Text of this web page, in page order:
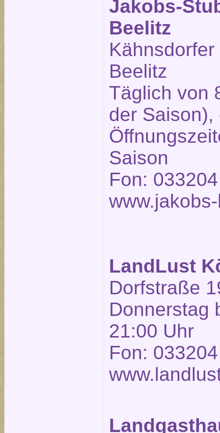
Jakobs-
Beelitz
Beelitz
Täglich von
der Saison),
Saison
Fon:
LandLust
Dorfstraße
Donnerstag
21:00 Uhr
Fon: